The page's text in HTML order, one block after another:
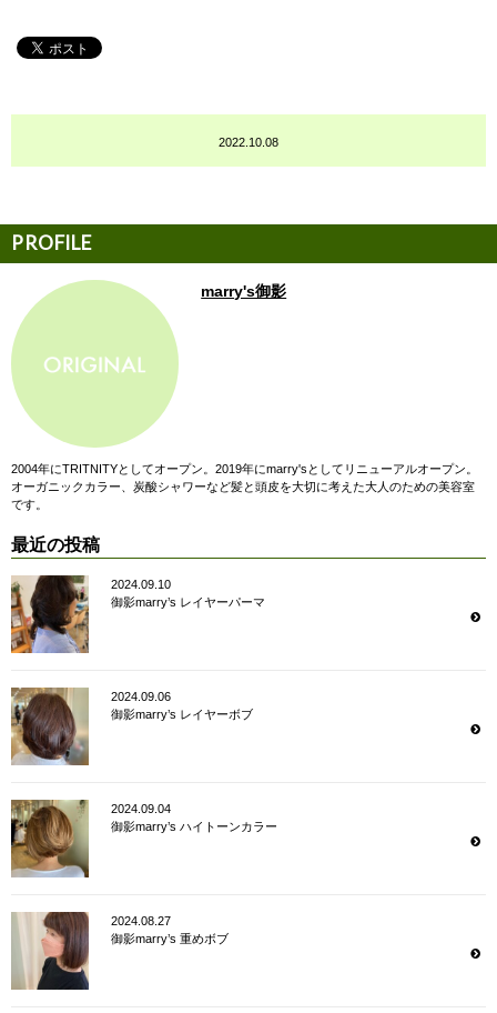
2022.10.08
marry's御影
2004年にTRITNITYとしてオープン。2019年にmarry'sとしてリニューアルオープン。
オーガニックカラー、炭酸シャワーなど髪と頭皮を大切に考えた大人のための美容室
です。
最近の投稿
2024.09.10
御影marry’s レイヤーパーマ
2024.09.06
御影marry’s レイヤーボブ
2024.09.04
御影marry’s ハイトーンカラー
2024.08.27
御影marry’s 重めボブ